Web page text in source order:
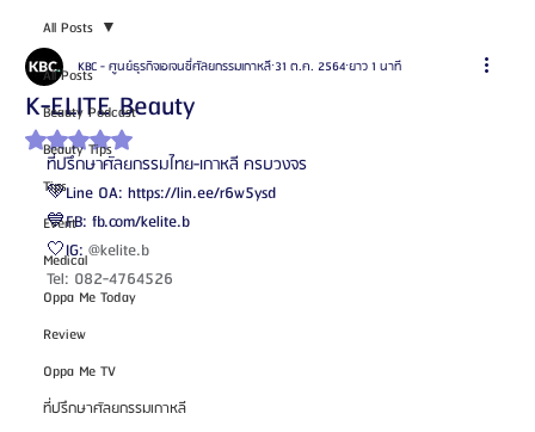
All Posts
Beauty Podcast
Beauty Tips
Tips
Event
Medical
Oppa Me Today
Review
Oppa Me TV
ที่ปรึกษาศัลยกรรมเกาหลี
All Posts
K-ELITE Beauty
KBC - ศูนย์ธุรกิจเอเจนซี่ศัลยกรรมเกาหลี 31 ต.ค. 2564ยาว 1 นาที
ได้รับ NaN เต็ม 5 ดาว
ที่ปรึกษาศัลยกรรมไทย-เกาหลี ครบวงจร
💚Line OA: https://lin.ee/r6w5ysd
💙FB: fb.com/kelite.b
🤍IG: @kelite.b
Tel: 082-4764526